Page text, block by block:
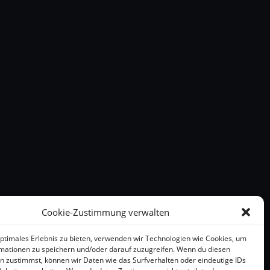
Cookie-Zustimmung verwalten
Erlebnis zu bieten, verwenden wir Technologien wie Cookies, um
zu speichern und/oder darauf zuzugreifen. Wenn du diesen
zustimmst, können wir Daten wie das Surfverhalten oder eindeutige IDs